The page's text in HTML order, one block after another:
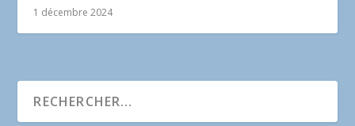
1 décembre 2024